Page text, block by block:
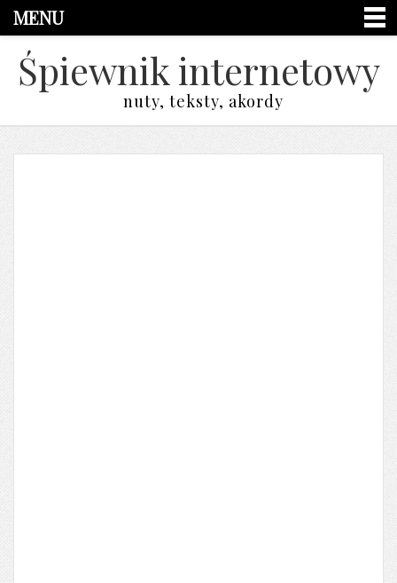
MENU
Śpiewnik internetowy
nuty, teksty, akordy